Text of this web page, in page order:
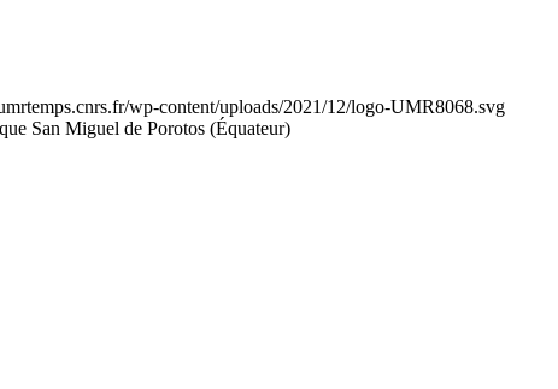
wp-content/uploads/2021/12/logo-UMR8068.svg
San Miguel de Porotos (Équateur)